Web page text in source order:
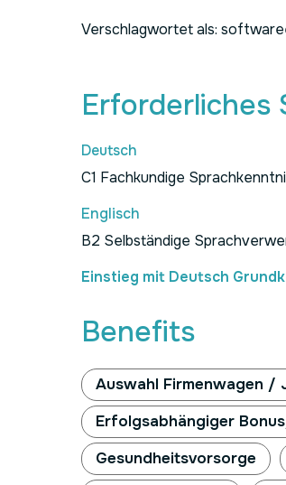
Verschlagwortet als:
Erforderliches
Deutsch
C1 Fachkundige
Englisch
B2 Selbständige
Einstieg mit Deutsch
Benefits
Auswahl Firmenwagen
Erfolgsabhängiger
Gesundheitsvorsorge